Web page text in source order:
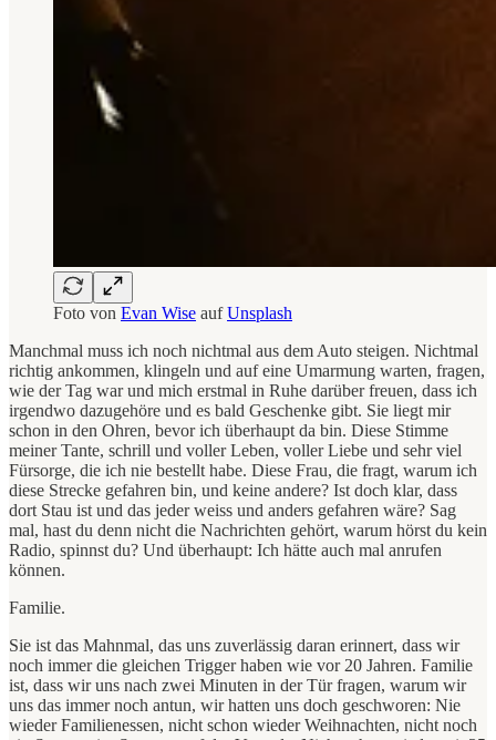
Foto von Evan Wise aufUnsplash
Manchmal muss ich noch nichtmal aus dem Auto steigen. Nichtmal
richtig ankommen, klingeln und auf eine Umarmung warten, fragen,
wie der Tag war und mich erstmal in Ruhe darüber freuen, dass ich
irgendwo dazugehöre und es bald Geschenke gibt. Sie liegt mir
schon in den Ohren, bevor ich überhaupt da bin. Diese Stimme
meiner Tante, schrill und voller Leben, voller Liebe und sehr viel
Fürsorge, die ich nie bestellt habe. Diese Frau, die fragt, warum ich
diese Strecke gefahren bin, und keine andere? Ist doch klar, dass
dort Stau ist und das jeder weiss und anders gefahren wäre? Sag
mal, hast du denn nicht die Nachrichten gehört, warum hörst du kein
Radio, spinnst du? Und überhaupt: Ich hätte auch mal anrufen
können.
Familie.
Sie ist das Mahnmal, das uns zuverlässig daran erinnert, dass wir
noch immer die gleichen Trigger haben wie vor 20 Jahren. Familie
ist, dass wir uns nach zwei Minuten in der Tür fragen, warum wir
uns das immer noch antun, wir hatten uns doch geschworen: Nie
wieder Familienessen, nicht schon wieder Weihnachten, nicht noch